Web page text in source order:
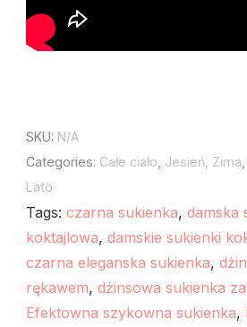
SKU: N/A
Categories: Całe ciało Jesień, Zima
Lato
Tags: czarna sukienka, damska
koktajlowa, damskie sukienki
czarna eleganska sukienka,
rękawem, dżinsowa sukienka
Efektowna szykowna sukienka,